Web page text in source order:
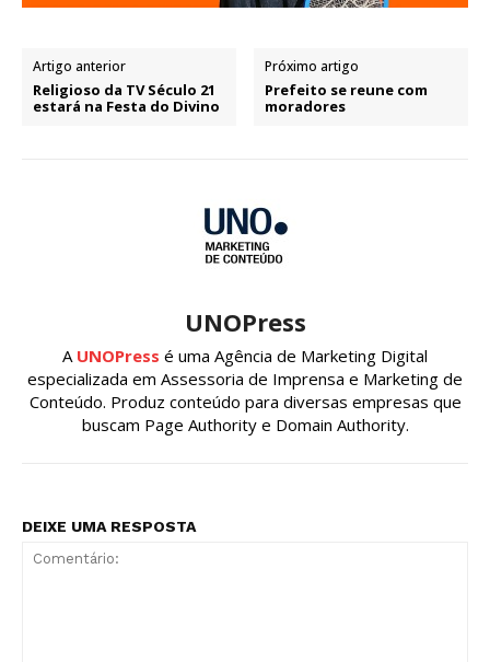
Artigo anterior
Religioso da TV Século 21
estará na Festa do Divino
Próximo artigo
Prefeito se reune com
moradores
UNOPress
A UNOPress é uma Agência de Marketing Digital
especializada em Assessoria de Imprensa e Marketing de
Conteúdo. Produz conteúdo para diversas empresas que
buscam Page Authority e Domain Authority.
DEIXE UMA RESPOSTA